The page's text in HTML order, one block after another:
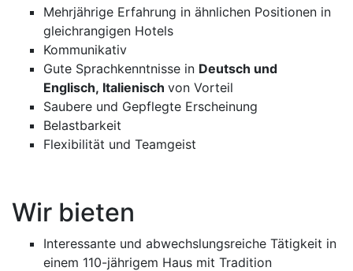
Mehrjährige Erfahrung in ähnlichen Positionen in
gleichrangigen Hotels
Kommunikativ
Gute Sprachkenntnisse in Deutsch und
Englisch, Italienisch von Vorteil
Saubere und Gepflegte Erscheinung
Belastbarkeit
Flexibilität und Teamgeist
Wir bieten
Interessante und abwechslungsreiche Tätigkeit in
einem 110-jährigem Haus mit Tradition